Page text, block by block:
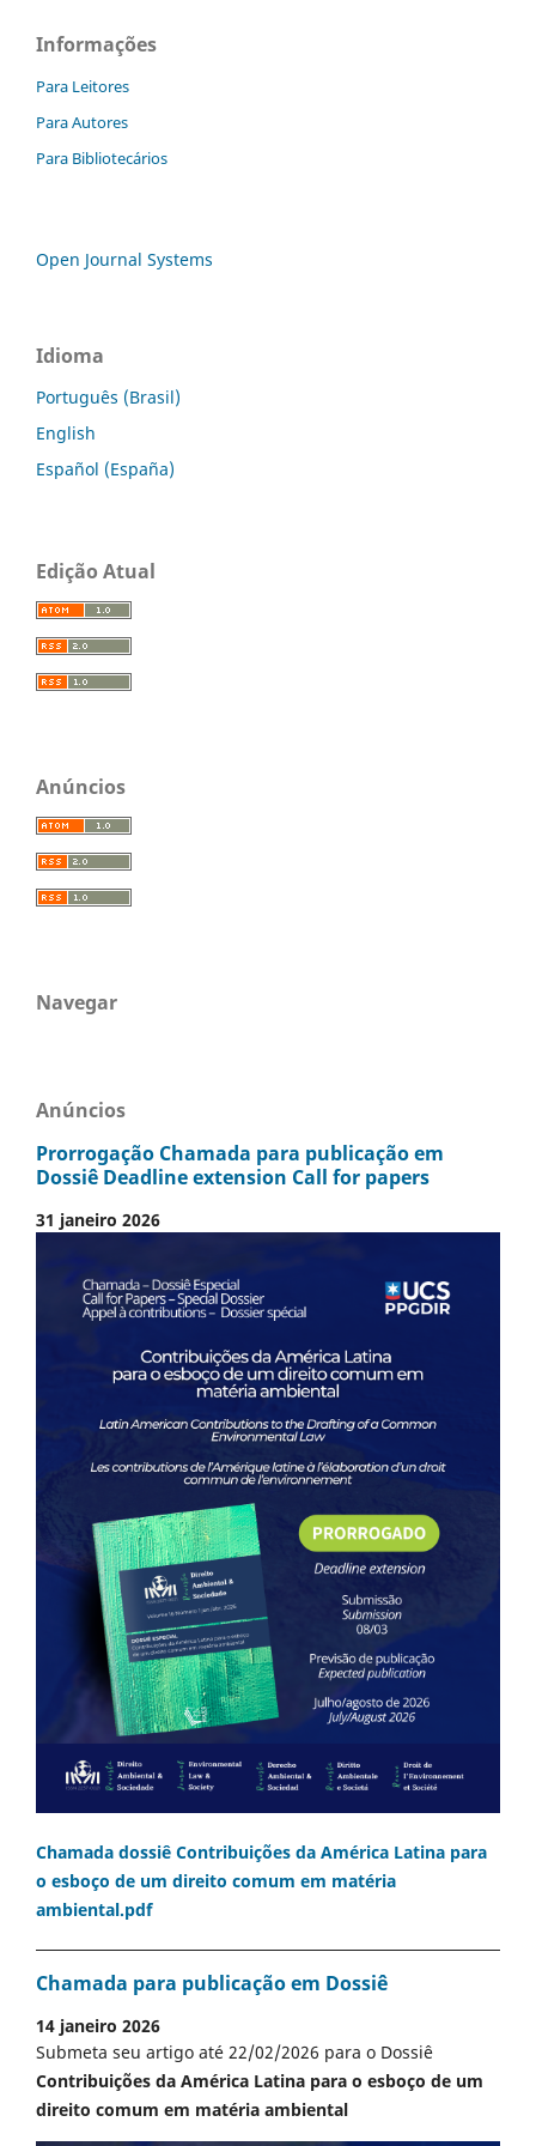
Informações
Para Leitores
Para Autores
Para Bibliotecários
Open Journal Systems
Idioma
Português (Brasil)
English
Español (España)
Edição Atual
Anúncios
Navegar
Anúncios
Prorrogação Chamada para publicação em
Dossiê Deadline extension Call for papers
31 janeiro 2026
Chamada dossiê Contribuições da América Latina para
o esboço de um direito comum em matéria
ambiental.pdf
Chamada para publicação em Dossiê
14 janeiro 2026
Submeta seu artigo até 22/02/2026 para o Dossiê
Contribuições da América Latina para o esboço de um
direito comum em matéria ambiental